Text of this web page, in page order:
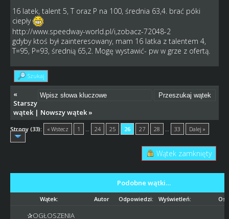
16 latek, talent 5, T oraz P na 100, średnia 63,4. brać póki
ciepły
http://www.speedway-world.pl/i,zobacz-72048-2
gdyby ktoś był zainteresowany, mam 16 latka z talentem 4,
T=95, P=93, średnią 65,2. Mogę wystawić- pw w grze z ofertą.
Szukaj
«
Starszy
wątek| Nowszy wątek»
Strony (33): « Wstecz 1 … 24 25 26 27 28 … 33 Dalej »
Wątek zamknięty
Podobne wątki…
Wątek: Autor Odpowiedzi: Wyświetleń:
✰OGŁOSZENIA